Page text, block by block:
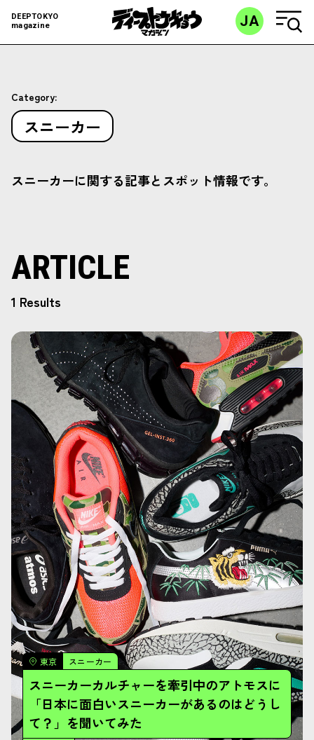
DEEPTOKYO
magazine
JA
Category:
スニーカー
スニーカーに関する記事とスポット情報です。
ARTICLE
1 Results
東京 スニーカー
スニーカーカルチャーを牽引中のアトモスに
「日本に面白いスニーカーがあるのはどうし
て？」を聞いてみた